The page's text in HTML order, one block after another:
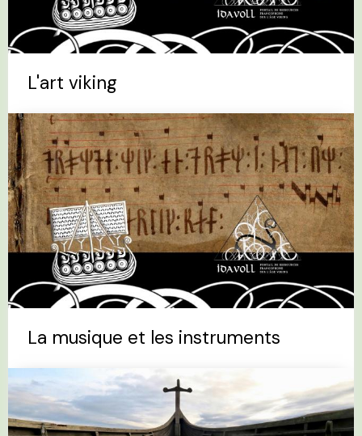
L'art viking
La musique et les instruments